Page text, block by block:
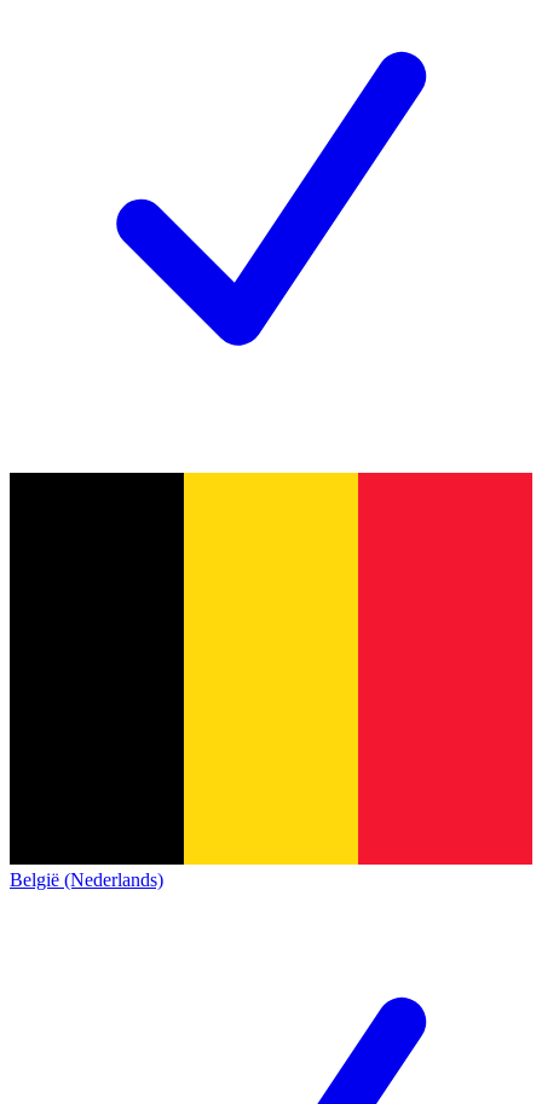
België (Nederlands)